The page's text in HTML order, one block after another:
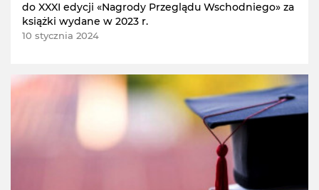
do XXXI edycji «Nagrody Przeglądu Wschodniego» za
książki wydane w 2023 r.
10 stycznia 2024